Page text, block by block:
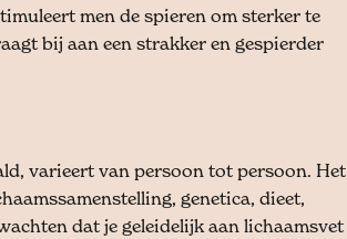
men de spieren om sterker te
bij aan een strakker en gespierder
varieert van persoon tot persoon. Het
genetica, dieet,
dat je geleidelijk aan lichaamsvet